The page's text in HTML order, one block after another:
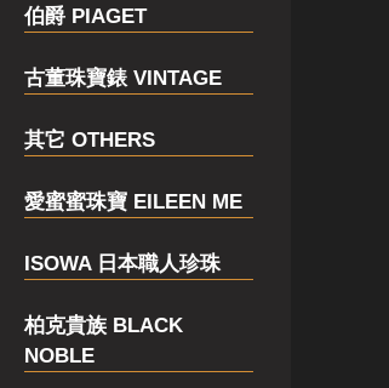
伯爵 PIAGET
古董珠寶錶 VINTAGE
其它 OTHERS
愛蜜蜜珠寶 EILEEN ME
ISOWA 日本職人珍珠
柏克貴族 BLACK
NOBLE